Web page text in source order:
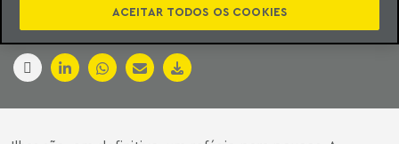
ACEITAR TODOS OS COOKIES